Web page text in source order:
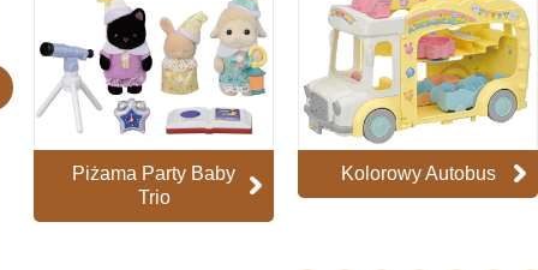
Piżama Party Baby
Trio
Kolorowy Autobus